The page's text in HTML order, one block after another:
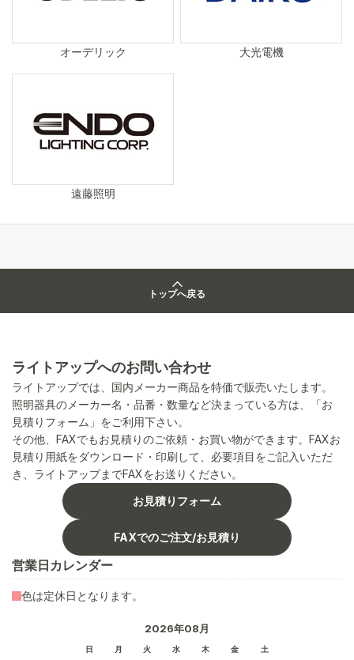
オーデリック 大光電機
遠藤照明
トップへ戻る
ライトアップへのお問い合わせ
ライトアップでは、国内メーカー商品を特価で販売いたします。
照明器具のメーカー名・品番・数量など決まっている方は、「お
見積りフォーム」をご利用下さい。
その他、FAXでもお見積りのご依頼・お買い物ができます。FAXお
見積り用紙をダウンロード・印刷して、必要項目をご記入いただ
き、ライトアップまでFAXをお送りください。
お見積りフォーム
FAXでのご注文/お見積り
営業日カレンダー
2026年08月
日 月 火 水 木 金 土
色は定休日となります。